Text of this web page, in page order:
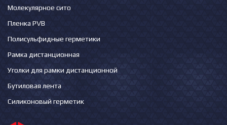
Молекулярное сито
Пленка PVB
Полисульфидные герметики
Рамка дистанционная
Уголки для рамки дистанционной
Бутиловая лента
Силиконовый герметик